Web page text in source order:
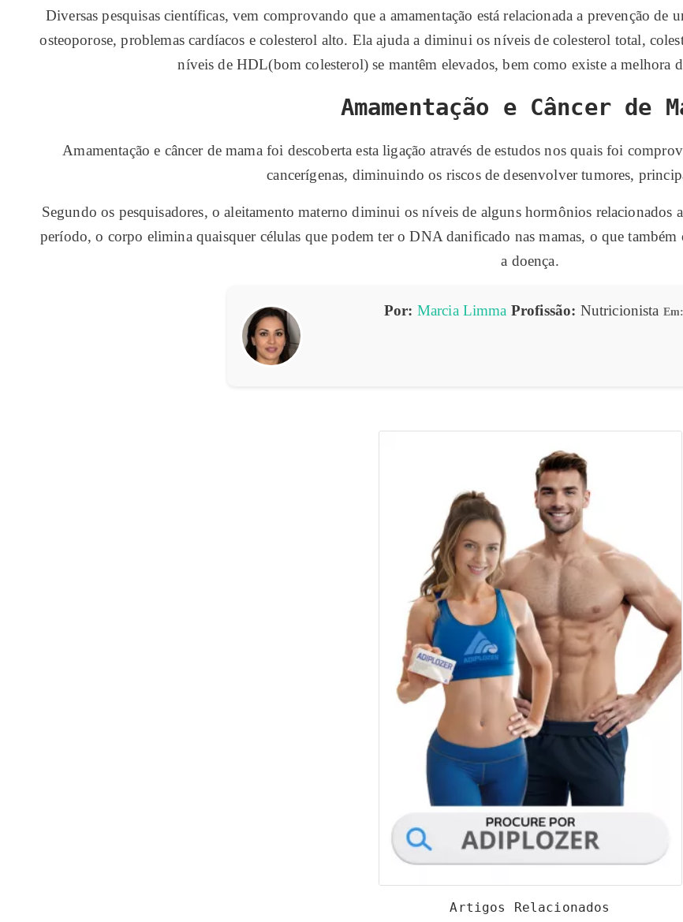
Diversas pesquisas científicas, vem comprovando que a amamentação está relacionada a prevenção de
osteoporose, problemas cardíacos e colesterol alto. Ela ajuda a diminui os níveis de colesterol total,
níveis de HDL(bom colesterol) se mantêm elevados, bem como existe a melhora
Amamentação e Câncer de
Amamentação e câncer de mama foi descoberta esta ligação através de estudos nos quais foi
cancerígenas, diminuindo os riscos de desenvolver tumores,
Segundo os pesquisadores, o aleitamento materno diminui os níveis de alguns hormônios relacionados
período, o corpo elimina quaisquer células que podem ter o DNA danificado nas mamas, o que
a doença.
Por: Marcia Limma Profissão: Nutricionista Em:
Artigos Relacionados